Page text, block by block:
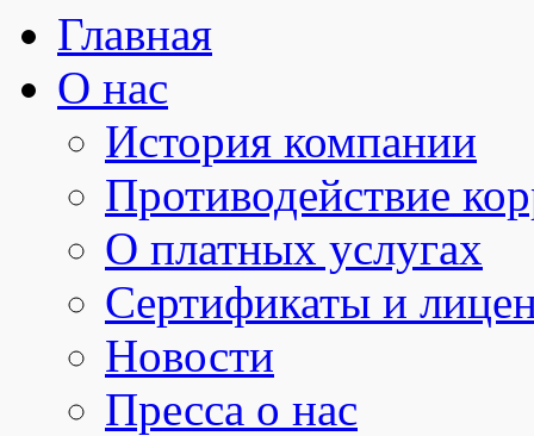
Главная
О нас
История компании
Противодействие
О платных услугах
Сертификаты и
Новости
Пресса о нас